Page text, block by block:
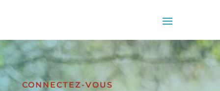
CONNECTEZ-VOUS